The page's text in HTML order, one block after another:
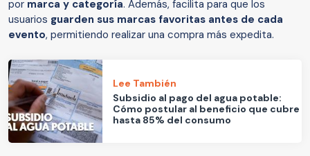
por marca y categoría. Además, facilita para que los
usuarios guarden sus marcas favoritas antes de cada
evento, permitiendo realizar una compra más expedita.
Lee También
Subsidio al pago del agua potable:
Cómo postular al beneficio que cubre
hasta 85% del consumo